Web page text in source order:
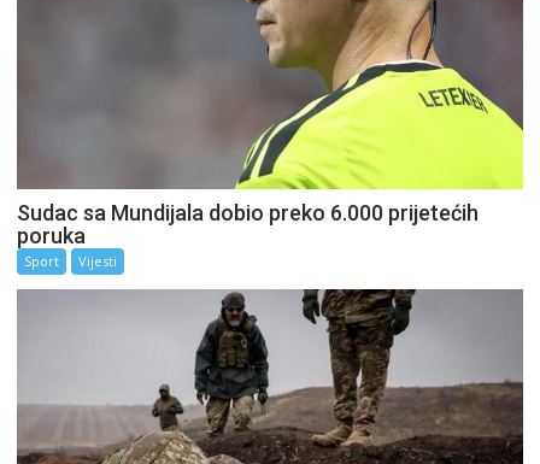
Sudac sa Mundijala dobio preko 6.000 prijetećih
poruka
Sport Vijesti